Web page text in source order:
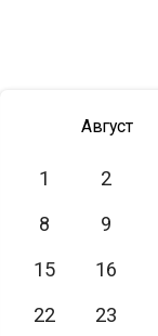
Август
Март
Апрель
Июнь
1 2
8
9
15
16
22
23